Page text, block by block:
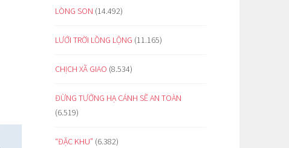
LÒNG SON (14.492)
LƯỚI TRỜI LỒNG LỘNG (11.165)
CHỊCH XÃ GIAO (8.534)
ĐỪNG TƯỞNG HẠ CÁNH SẼ AN TOÀN
(6.519)
“ĐẶC KHU” (6.382)